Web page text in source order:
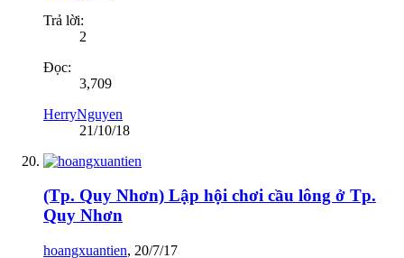
Trả lời:
2
Đọc:
3,709
HerryNguyen
21/10/18
(Tp. Quy Nhơn) Lập hội chơi cầu lông ở Tp.
Quy Nhơn
hoangxuantien, 20/7/17